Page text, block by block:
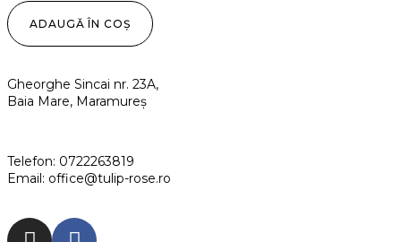
ADAUGĂ ÎN COȘ
Gheorghe Sincai nr. 23A,
Baia Mare, Maramureș
Telefon: 0722263819
Email: office@tulip-rose.ro